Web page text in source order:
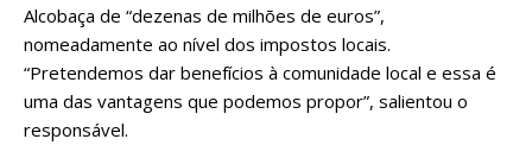
Alcobaça de “dezenas de milhões de euros”,
nomeadamente ao nível dos impostos locais.
“Pretendemos dar benefícios à comunidade local e essa é
uma das vantagens que podemos propor”, salientou o
responsável.